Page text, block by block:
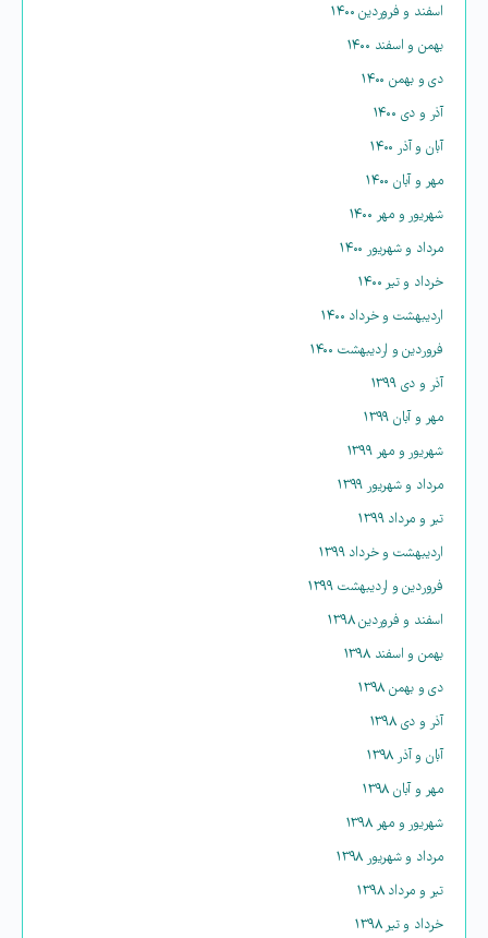
اسفند و فروردین ۱۴۰۰
بهمن و اسفند ۱۴۰۰
دی و بهمن ۱۴۰۰
آذر و دی ۱۴۰۰
آبان و آذر ۱۴۰۰
مهر و آبان ۱۴۰۰
شهریور و مهر ۱۴۰۰
مرداد و شهریور ۱۴۰۰
خرداد و تیر ۱۴۰۰
اردیبهشت و خرداد ۱۴۰۰
فروردین و اردیبهشت ۱۴۰۰
آذر و دی ۱۳۹۹
مهر و آبان ۱۳۹۹
شهریور و مهر ۱۳۹۹
مرداد و شهریور ۱۳۹۹
تیر و مرداد ۱۳۹۹
اردیبهشت و خرداد ۱۳۹۹
فروردین و اردیبهشت ۱۳۹۹
اسفند و فروردین ۱۳۹۸
بهمن و اسفند ۱۳۹۸
دی و بهمن ۱۳۹۸
آذر و دی ۱۳۹۸
آبان و آذر ۱۳۹۸
مهر و آبان ۱۳۹۸
شهریور و مهر ۱۳۹۸
مرداد و شهریور ۱۳۹۸
تیر و مرداد ۱۳۹۸
خرداد و تیر ۱۳۹۸